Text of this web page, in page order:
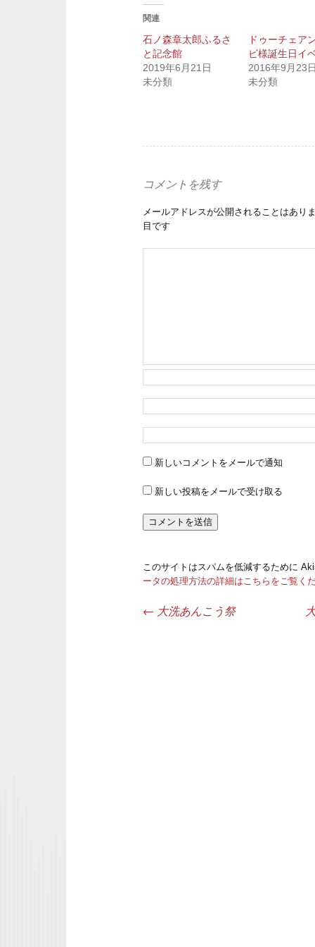
関連
石ノ森章太郎ふるさ
と記念館
2019年6月21日
未分類
ドゥーチェア
ビ様誕生日イ
2016年9月23
未分類
コメントを残す
メールアドレスが公開されることはあり
目です
新しいコメントをメールで通知
新しい投稿をメールで受け取る
このサイトはスパムを低減するために
ータの処理方法の詳細はこちらをご覧く
投稿ナビゲーション
← 大洗あんこう祭